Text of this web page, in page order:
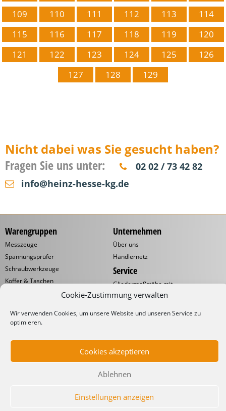
Cookie-Zustimmung verwalten
Wir verwenden Cookies, um unsere Website und unseren Service zu
optimieren.
Cookies akzeptieren
Ablehnen
Einstellungen anzeigen
109
110 111 112 113
114
115
116 117 118 119
120
121
122 123 124 125
126
127
128 129
Nicht dabei was Sie gesucht haben?
Fragen Sie uns unter:
02 02 / 73 42 82
info@heinz-hesse-kg.de
Warengruppen
Messzeuge
Spannungsprüfer
Schraubwerkzeuge
Koffer & Taschen
Schneidwaren
Werkstattbedarf
Unternehmen
Über uns
Händlernetz
Service
Gliedermaßstäbe mit
Werbeaufdruck
Katalog
Downloads
Lieferbedingungen
Impressum